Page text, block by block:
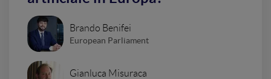
Brando Benifei
European Parliament
Gianluca Misuraca